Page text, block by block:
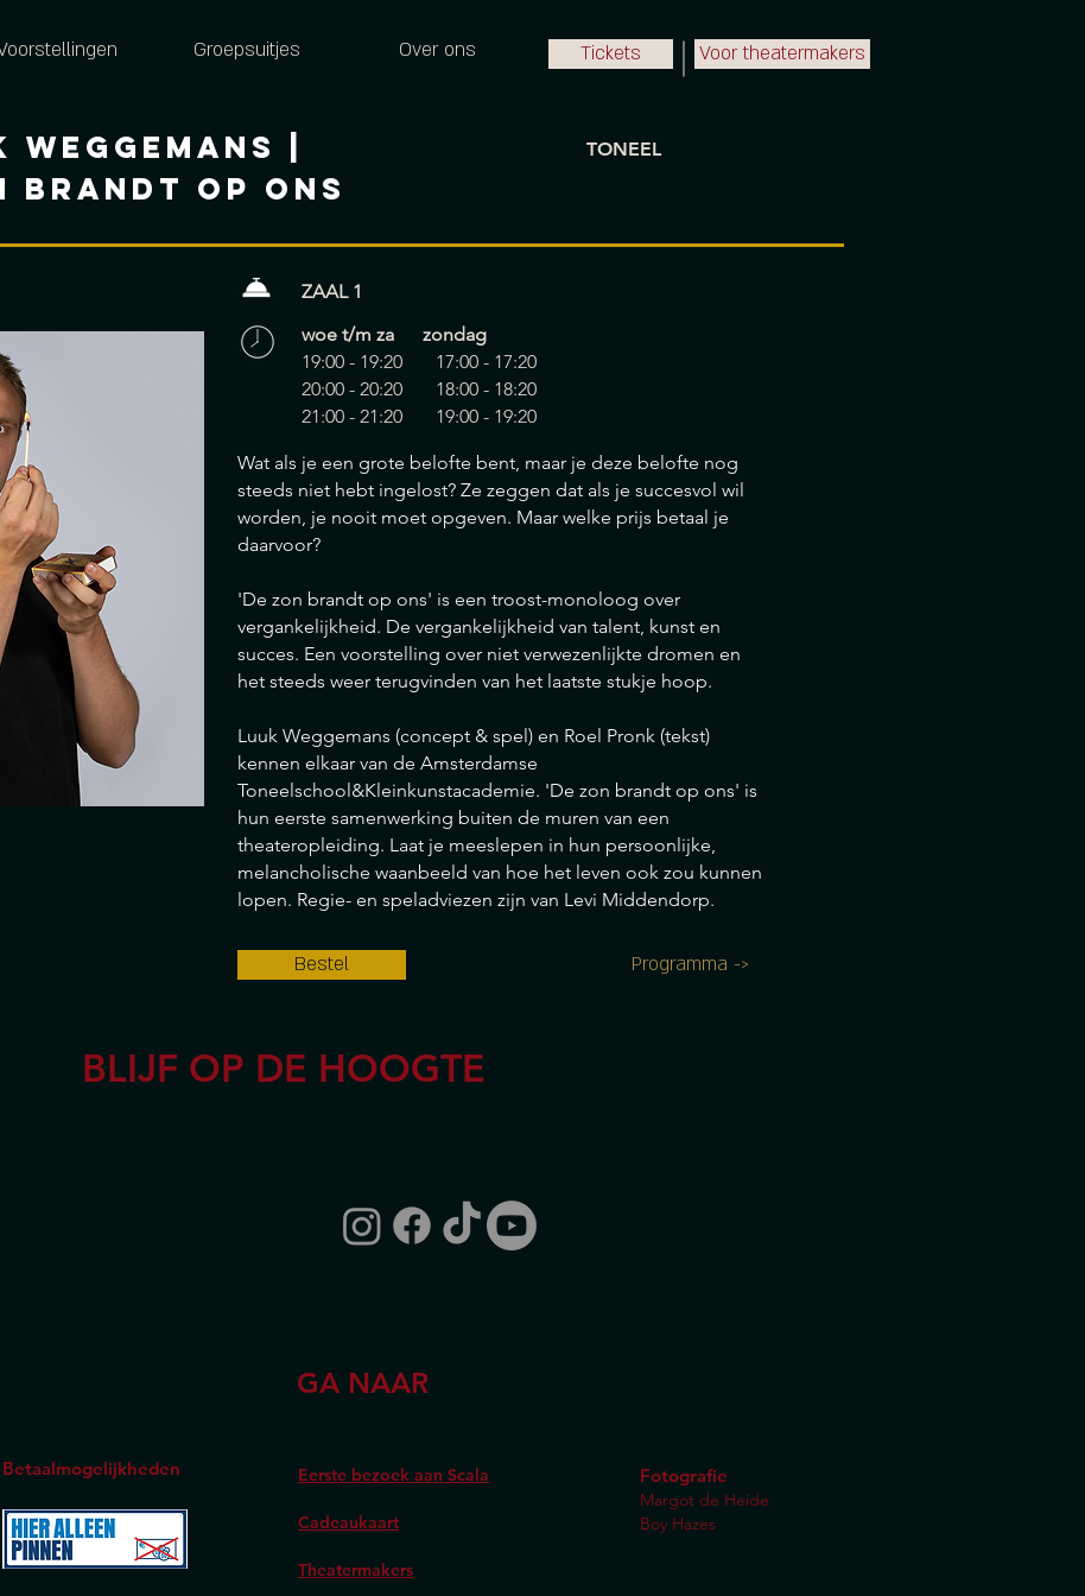
Groepsuitjes Over ons Tickets Voor theatermakers
WEGGEMANS |
BRANDT OP ONS
TONEEL
ZAAL 1
woe t/m za zondag
19:00 - 19:20 17:00 - 17:20
20:00 - 20:20 18:00 - 18:20
21:00 - 21:20 19:00 - 19:20
Wat als je een grote belofte bent, maar je deze belofte nog
steeds niet hebt ingelost? Ze zeggen dat als je succesvol wil
worden, je nooit moet opgeven. Maar welke prijs betaal je
daarvoor?
'De zon brandt op ons' is een troost-monoloog over
vergankelijkheid. De vergankelijkheid van talent, kunst en
succes. Een voorstelling over niet verwezenlijkte dromen en
het steeds weer terugvinden van het laatste stukje hoop.
Luuk Weggemans (concept & spel) en Roel Pronk (tekst)
kennen elkaar van de Amsterdamse
Toneelschool&Kleinkunstacademie. 'De zon brandt op ons' is
hun eerste samenwerking buiten de muren van een
theateropleiding. Laat je meeslepen in hun persoonlijke,
melancholische waanbeeld van hoe het leven ook zou kunnen
lopen. Regie- en speladviezen zijn van Levi Middendorp.
Bestel Programma ->
BLIJF OP DE HOOGTE
GA NAAR
Betaalmogelijkheden Eerste bezoek aan Scala
Cadeaukaart
Theatermakers
Fotografie
Margot de Heide
Boy Hazes